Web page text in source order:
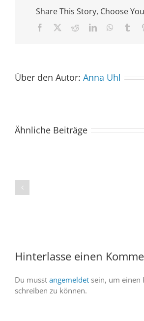
Share This Story, Choose
Facebook RedditLinkedIn
Über den Autor: Anna Uhl
Ähnliche Beiträge
dabei
Hinterlasse einen
Du musst angemeldet sein, um einen
schreiben zu können.